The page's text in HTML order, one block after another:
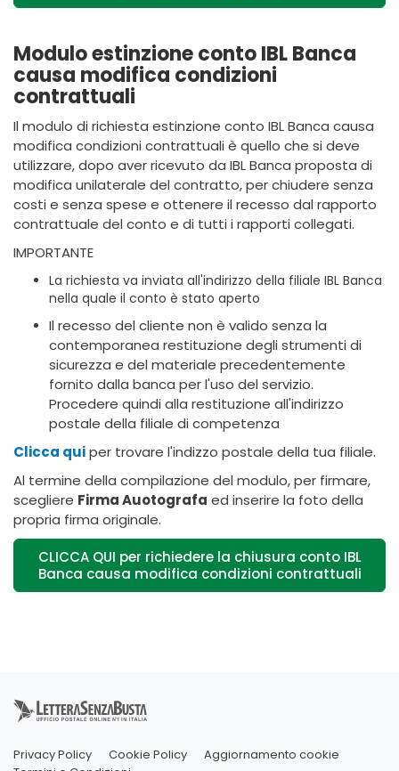
Modulo estinzione conto IBL Banca
causa modifica condizioni
contrattuali
Il modulo di richiesta estinzione conto IBL Banca causa
modifica condizioni contrattuali è quello che si deve
utilizzare, dopo aver ricevuto da IBL Banca proposta di
modifica unilaterale del contratto, per chiudere senza
costi e senza spese e ottenere il recesso dal rapporto
contrattuale del conto e di tutti i rapporti collegati.
IMPORTANTE
La richiesta va inviata all'indirizzo della filiale IBL Banca
nella quale il conto è stato aperto
Il recesso del cliente non è valido senza la
contemporanea restituzione degli strumenti di
sicurezza e del materiale precedentemente
fornito dalla banca per l'uso del servizio.
Procedere quindi alla restituzione all'indirizzo
postale della filiale di competenza
Clicca quiper trovare l'indizzo postale della tua filiale.
Al termine della compilazione del modulo, per firmare,
scegliere Firma Auotografa ed inserire la foto della
propria firma originale.
CLICCA QUI per richiedere la chiusura conto IBL
Banca causa modifica condizioni contrattuali
Privacy Policy Cookie Policy
Aggiornamento cookie